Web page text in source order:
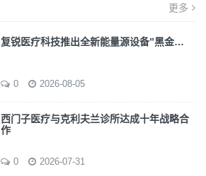
更多
复锐医疗科技推出全新能量源设备”黑金…
0 2026-08-05
西门子医疗与克利夫兰诊所达成十年战略合
作
0 2026-07-31